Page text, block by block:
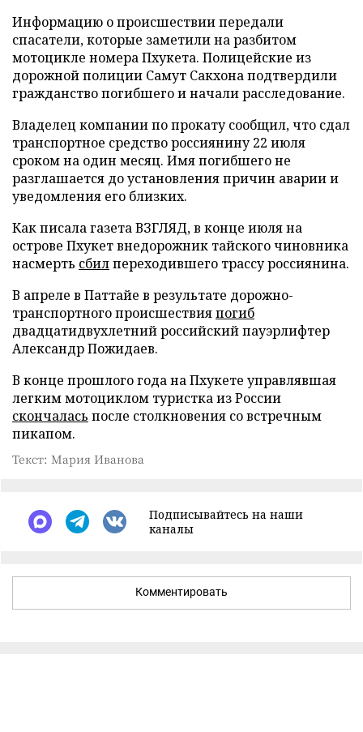
Информацию о происшествии передали
спасатели, которые заметили на разбитом
мотоцикле номера Пхукета. Полицейские из
дорожной полиции Самут Сакхона подтвердили
гражданство погибшего и начали расследование.
Владелец компании по прокату сообщил, что сдал
транспортное средство россиянину 22 июля
сроком на один месяц. Имя погибшего не
разглашается до установления причин аварии и
уведомления его близких.
Как писала газета ВЗГЛЯД, в конце июля на
острове Пхукет внедорожник тайского чиновника
насмерть сбилпереходившего трассу россиянина.
В апреле в Паттайе в результате дорожно-
транспортного происшествияпогиб
двадцатидвухлетний российский пауэрлифтер
Александр Пожидаев.
В конце прошлого года на Пхукете управлявшая
легким мотоциклом туристка из России
скончалась после столкновения со встречным
пикапом.
Текст: Мария Иванова
Подписывайтесь на наши
каналы
Комментировать